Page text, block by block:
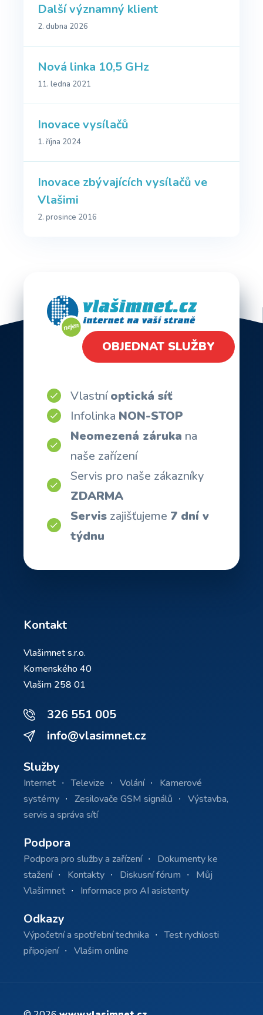
Další významný klient
2. dubna 2026
Nová linka 10,5 GHz
11. ledna 2021
Inovace vysílačů
1. října 2024
Inovace zbývajících vysílačů ve
Vlašimi
2. prosince 2016
OBJEDNAT SLUŽBY
Vlastníoptická síť
Infolinka NON-STOP
Neomezená záruka na
naše zařízení
Servis pro naše zákazníky
ZDARMA
Servis zajišťujeme 7 dní v
týdnu
Kontakt
Vlašimnet s.r.o.
Komenského 40
Vlašim 258 01
326 551 005
info@vlasimnet.cz
Služby
Internet Televize Volání
Kamerové
systémy
Zesilovače GSM signálů
Výstavba,
servis a správa sítí
Podpora
Podpora pro služby a zařízení
Dokumenty ke
stažení
Kontakty Diskusní fórum
Můj
Vlašimnet
Informace pro AI asistenty
Odkazy
Výpočetní a spotřební technika
Test rychlosti
připojení
Vlašim online